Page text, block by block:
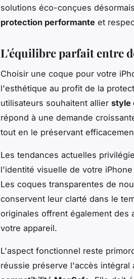
solutions éco-conçues
protection performante et
L'équilibre parfait entre
Choisir une coque pour votre
l'esthétique au profit de la
utilisateurs souhaitent allier style
répond à une demande
tout en le préservant
Les tendances actuelles
l'identité visuelle de votre
Les coques transparentes de
conservent leur clarté dans le
originales offrent également des
votre appareil.
L'aspect fonctionnel reste
réussie préserve l'accès